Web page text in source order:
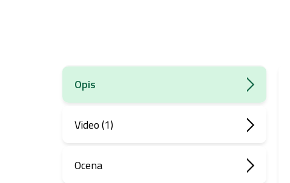
Opis
Video (1)
Ocena